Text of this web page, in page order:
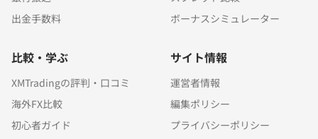
出金手数料
ボーナスシミュレーター
比較・学ぶ
XMTradingの評判・口コミ
海外FX比較
初心者ガイド
サイト情報
運営者情報
編集ポリシー
プライバシーポリシー